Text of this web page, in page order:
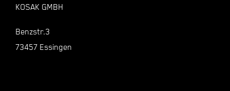
KOSAK GMBH
Benzstr.3
73457 Essingen